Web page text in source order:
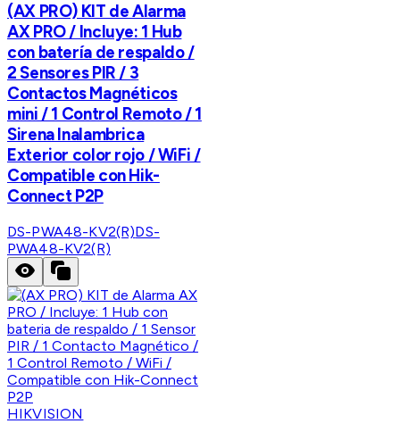
(AX PRO) KIT de Alarma
AX PRO / Incluye: 1 Hub
con batería de respaldo /
2 Sensores PIR / 3
Contactos Magnéticos
mini / 1 Control Remoto / 1
Sirena Inalambrica
Exterior color rojo / WiFi /
Compatible con Hik-
Connect P2P
DS-PWA48-KV2(R)DS-
PWA48-KV2(R)
HIKVISION